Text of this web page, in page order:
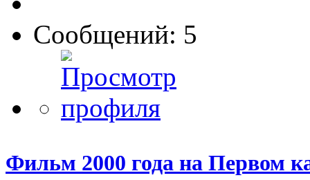
Сообщений: 5
Фильм 2000 года на Первом